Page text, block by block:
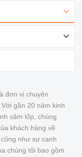
đơn vị chuyên
gần 20 năm kinh
săm lốp, chúng
khách hàng về
như sự cạnh
chúng tôi bao gồm